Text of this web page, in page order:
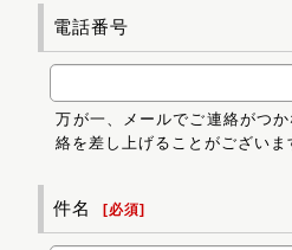
電話番号
万が一、メールでご連絡がつ
絡を差し上げることがございま
件名 [必須]